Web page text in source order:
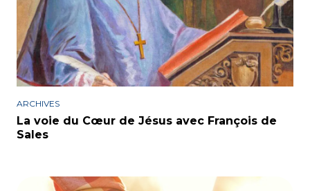
ARCHIVES
La voie du Cœur de Jésus avec François de
Sales